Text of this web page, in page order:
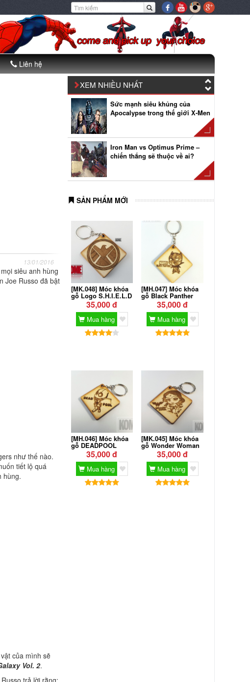
Liên hệ
13/01/2016
siêu anh hùng
Joe Russo đã bật
như thế nào.
tiết lộ quá
hùng.
của mình sẽ
Vol. 2.
trả lời rằng:
XEM NHIỀU NHẤT
Iron Man vs Optimus Prime –
chiến thắng sẽ thuộc về ai?
Chiêm ngưỡng lực lượng siêu
anh hùng trong Avengers:
vật trong “Captain America: Civil
Sức mạnh siêu khủng của
Apocalypse trong thế giới X-Men
SẢN PHẨM MỚI
[MK.048] Móc khóa
gỗ Logo S.H.I.E.L.D
35,000 đ
Mua hàng
[MH.047] Móc khóa
gỗ Black Panther
35,000 đ
Mua hàng
[MH.046] Móc khóa
gỗ DEADPOOL
35,000 đ
Mua hàng
[MK.045] Móc khóa
gỗ Wonder Woman
35,000 đ
Mua hàng